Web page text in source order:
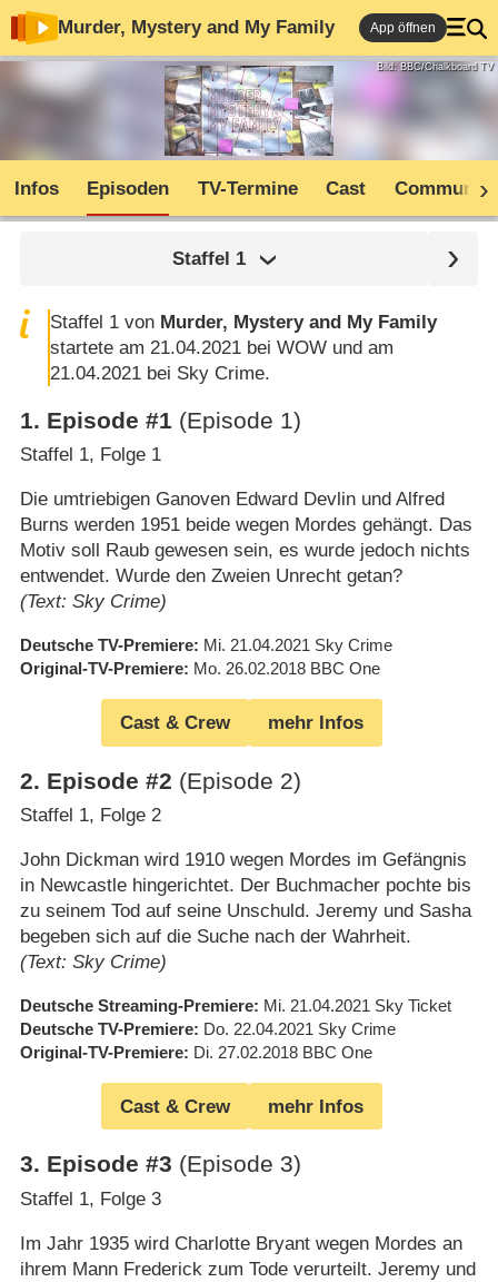
Murder, Mystery and My Family App öffnen
Bild: BBC/Chalkboard TV
Infos Episoden TV-Termine Cast Community
Staffel 1
Staffel 1 von Murder, Mystery and My Family
startete am 21.04.2021 bei WOW und am
21.04.2021 bei Sky Crime.
1. Episode #1 (Episode 1)
Staffel 1, Folge 1
Die umtriebigen Ganoven Edward Devlin und Alfred
Burns werden 1951 beide wegen Mordes gehängt. Das
Motiv soll Raub gewesen sein, es wurde jedoch nichts
entwendet. Wurde den Zweien Unrecht getan?
(Text: Sky Crime)
Deutsche TV-Premiere Mi. 21.04.2021 Sky Crime
Original-TV-Premiere Mo. 26.02.2018 BBC One
Cast & Crew mehr Infos
2. Episode #2 (Episode 2)
Staffel 1, Folge 2
John Dickman wird 1910 wegen Mordes im Gefängnis
in Newcastle hingerichtet. Der Buchmacher pochte bis
zu seinem Tod auf seine Unschuld. Jeremy und Sasha
begeben sich auf die Suche nach der Wahrheit.
(Text: Sky Crime)
Deutsche Streaming-Premiere Mi. 21.04.2021 Sky Ticket
Deutsche TV-Premiere Do. 22.04.2021 Sky Crime
Original-TV-Premiere Di. 27.02.2018 BBC One
Cast & Crew mehr Infos
3. Episode #3 (Episode 3)
Staffel 1, Folge 3
Im Jahr 1935 wird Charlotte Bryant wegen Mordes an
ihrem Mann Frederick zum Tode verurteilt. Jeremy und